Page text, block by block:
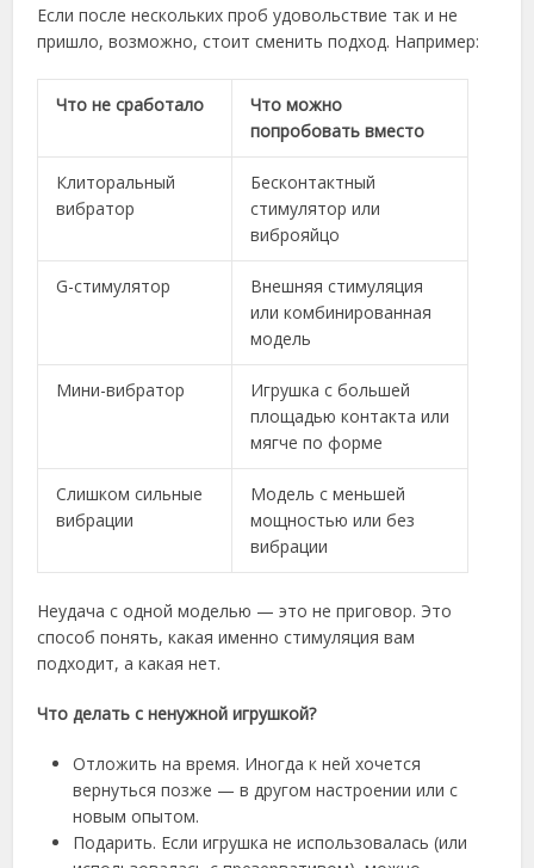
Если после нескольких проб удовольствие так и не
пришло, возможно, стоит сменить подход. Например:
Что не сработало
Что можно
попробовать вместо
Клиторальный
вибратор
Бесконтактный
стимулятор или
виброяйцо
G-стимулятор
Внешняя стимуляция
или комбинированная
модель
Мини-вибратор
Игрушка с большей
площадью контакта или
мягче по форме
Слишком сильные
вибрации
Модель с меньшей
мощностью или без
вибрации
Неудача с одной моделью — это не приговор. Это
способ понять, какая именно стимуляция вам
подходит, а какая нет.
Что делать с ненужной игрушкой?
Отложить на время. Иногда к ней хочется
вернуться позже — в другом настроении или с
новым опытом.
Подарить. Если игрушка не использовалась (или